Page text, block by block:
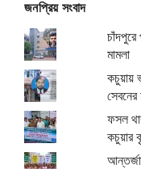
জনপ্রিয় সংবাদ
মামলা
কচুয়ায়
ফসল
কচুয়ার